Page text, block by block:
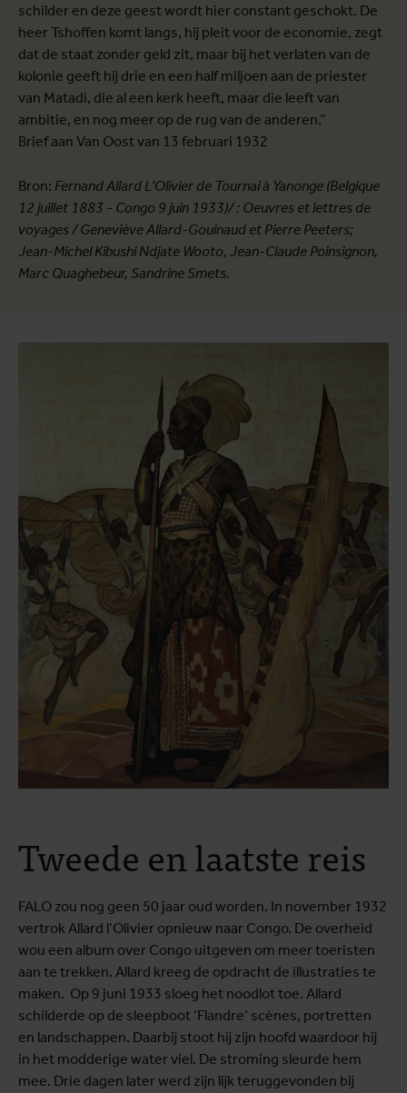
schilder en deze geest wordt hier constant geschokt. De
heer Tshoffen komt langs, hij pleit voor de economie, zegt
dat de staat zonder geld zit, maar bij het verlaten van de
kolonie geeft hij drie en een half miljoen aan de priester
van Matadi, die al een kerk heeft, maar die leeft van
ambitie, en nog meer op de rug van de anderen.”
Brief aan Van Oost van 13 februari 1932
Bron: Fernand Allard L'Olivier de Tournai à Yanonge (Belgique
12 juillet 1883 - Congo 9 juin 1933)/ : Oeuvres et lettres de
voyages / Geneviève Allard-Gouinaud et Pierre Peeters;
Jean-Michel Kibushi Ndjate Wooto, Jean-Claude Poinsignon,
Marc Quaghebeur, Sandrine Smets.
Tweede en laatste reis
FALO zou nog geen 50 jaar oud worden. In november 1932
vertrok Allard l’Olivier opnieuw naar Congo. De overheid
wou een album over Congo uitgeven om meer toeristen
aan te trekken. Allard kreeg de opdracht de illustraties te
maken. Op 9 juni 1933 sloeg het noodlot toe. Allard
schilderde op de sleepboot ‘Flandre’ scènes, portretten
en landschappen. Daarbij stoot hij zijn hoofd waardoor hij
in het modderige water viel. De stroming sleurde hem
mee. Drie dagen later werd zijn lijk teruggevonden bij